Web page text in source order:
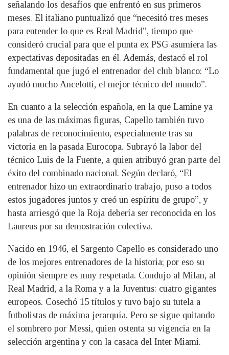
señalando los desafíos que enfrentó en sus primeros
meses. El italiano puntualizó que “necesitó tres meses
para entender lo que es Real Madrid”, tiempo que
consideró crucial para que el punta ex PSG asumiera las
expectativas depositadas en él. Además, destacó el rol
fundamental que jugó el entrenador del club blanco: “Lo
ayudó mucho Ancelotti, el mejor técnico del mundo”.
En cuanto a la selección española, en la que Lamine ya
es una de las máximas figuras, Capello también tuvo
palabras de reconocimiento, especialmente tras su
victoria en la pasada Eurocopa. Subrayó la labor del
técnico Luis de la Fuente, a quien atribuyó gran parte del
éxito del combinado nacional. Según declaró, “El
entrenador hizo un extraordinario trabajo, puso a todos
estos jugadores juntos y creó un espíritu de grupo”, y
hasta arriesgó que la Roja debería ser reconocida en los
Laureus por su demostración colectiva.
Nacido en 1946, el Sargento Capello es considerado uno
de los mejores entrenadores de la historia; por eso su
opinión siempre es muy respetada. Condujo al Milan, al
Real Madrid, a la Roma y a la Juventus: cuatro gigantes
europeos. Cosechó 15 títulos y tuvo bajo su tutela a
futbolistas de máxima jerarquía. Pero se sigue quitando
el sombrero por Messi, quien ostenta su vigencia en la
selección argentina y con la casaca del Inter Miami.